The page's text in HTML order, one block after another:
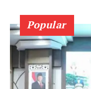
Popular